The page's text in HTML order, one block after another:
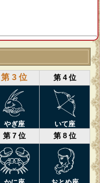
第 3 位 第 4 位
やぎ座 いて座
第 7 位 第 8 位